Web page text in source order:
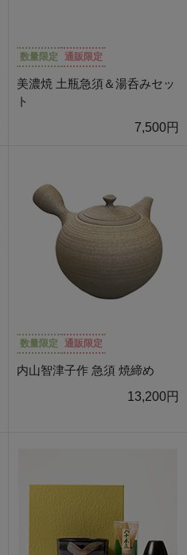
数量限定 通販限定
美濃焼 土瓶急須＆湯呑みセッ
ト
7,500円
数量限定 通販限定
内山智津子作 急須 焼締め
13,200円